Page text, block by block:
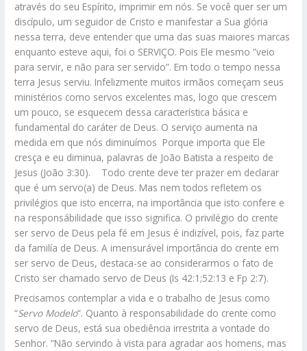
através do seu Espírito, imprimir em nós. Se você quer ser um
discípulo, um seguidor de Cristo e manifestar a Sua glória
nessa terra, deve entender que uma das suas maiores marcas
enquanto esteve aqui, foi o SERVIÇO. Pois Ele mesmo ”veio
para servir, e não para ser servido”. Em todo o tempo nessa
terra Jesus serviu. Infelizmente muitos irmãos começam seus
ministérios como servos excelentes mas, logo que crescem
um pouco, se esquecem dessa característica básica e
fundamental do caráter de Deus. O serviço aumenta na
medida em que nós diminuímos Porque importa que Ele
cresça e eu diminua, palavras de João Batista a respeito de
Jesus (João 3:30). Todo crente deve ter prazer em declarar
que é um servo(a) de Deus. Mas nem todos refletem os
privilégios que isto encerra, na importância que isto confere e
na responsábilidade que isso significa. O privilégio do crente
ser servo de Deus pela fé em Jesus é indizível, pois, faz parte
da familía de Deus. A imensurável importância do crente em
ser servo de Deus, destaca-se ao considerarmos o fato de
Cristo ser chamado servo de Deus (Is 42:1;52:13 e Fp 2:7).
Precisamos contemplar a vida e o trabalho de Jesus como
“Servo Modelo“. Quanto à responsabilidade do crente como
servo de Deus, está sua obediência irrestrita a vontade do
Senhor. ”Não servindo à vista para agradar aos homens, mas